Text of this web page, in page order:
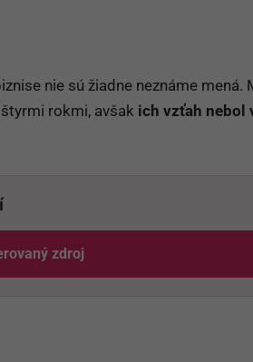
nie sú žiadne neznáme mená.
rokmi, avšak ich vzťah nebol
zdroj
odkaz sa otvorí v novom okne